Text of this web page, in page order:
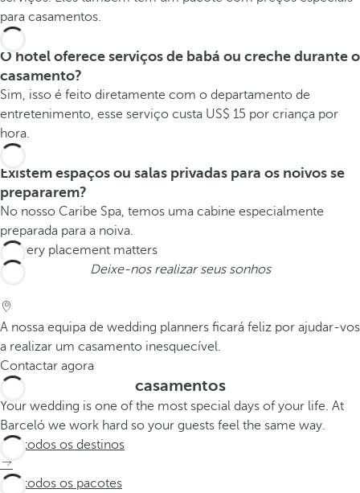
para casamentos.
O hotel oferece serviços de babá ou creche durante o
casamento?
Sim, isso é feito diretamente com o departamento de
entretenimento, esse serviço custa US$ 15 por criança por
hora.
Existem espaços ou salas privadas para os noivos se
prepararem?
No nosso Caribe Spa, temos uma cabine especialmente
preparada para a noiva.
Deixe-nos realizar seus sonhos
A nossa equipa de wedding planners ficará feliz por ajudar-vos
a realizar um casamento inesquecível.
Contactar agora
casamentos
Your wedding is one of the most special days of your life. At
Barceló we work hard so your guests feel the same way.
Ver todos os destinos
Ver todos os pacotes